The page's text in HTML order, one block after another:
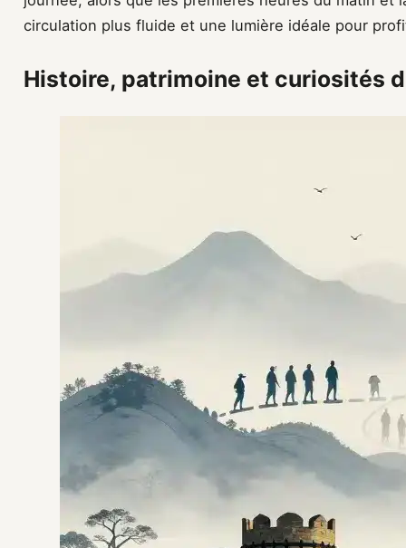
circulation plus fluide et une lumière idéale pour
Histoire, patrimoine et curiosités